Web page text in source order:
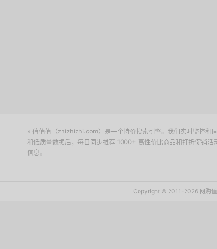
» 值值值（zhizhizhi.com）是一个特价搜索引擎。我们实时监控和
和低质量数据后，每日同步推荐 1000+ 高性价比商品和打折促销
信息。
Copyright © 2011-2026 网购